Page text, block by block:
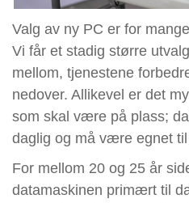
Valg av ny PC er for
Vi får et stadig større
mellom, tjenestene
nedover. Allikevel er det
som skal være på plass;
daglig og må være egnet
For mellom 20 og 25 år
datamaskinen primært til